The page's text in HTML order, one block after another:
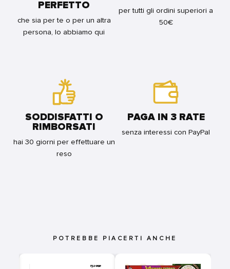
PERFETTO
che sia per te o per un altra
persona, lo abbiamo qui
per tutti gli ordini superiori a
50€
SODDISFATTI O
RIMBORSATI
hai 30 giorni per effettuare un
reso
PAGA IN 3 RATE
senza interessi con PayPal
POTREBBE PIACERTI ANCHE